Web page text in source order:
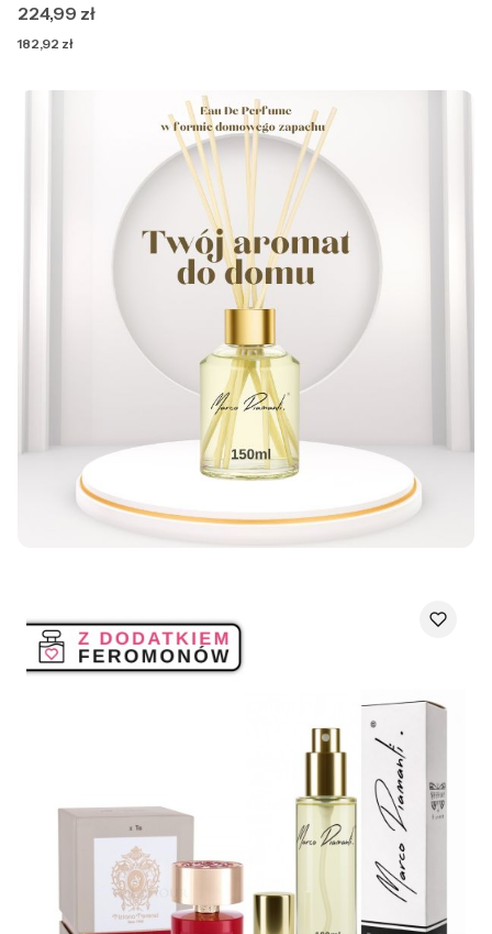
Cena
224,99 zł
Cena
182,92 zł